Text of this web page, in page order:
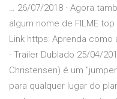
… 26/07/2018 · Agora
algum nome de FILME
Link https: Aprenda
- Trailer Dublado 25/04/
Christensen) é um
para qualquer lugar do